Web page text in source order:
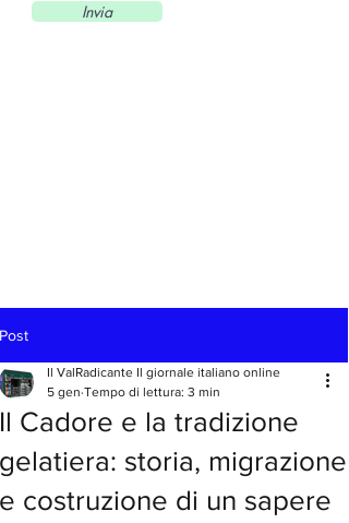
Invia
Post
Il Cadore e la tradizione
gelatiera: storia, migrazione
e costruzione di un sapere
Il ValRadicante Il giornale italiano online
5 gen Tempo di lettura: 3 min